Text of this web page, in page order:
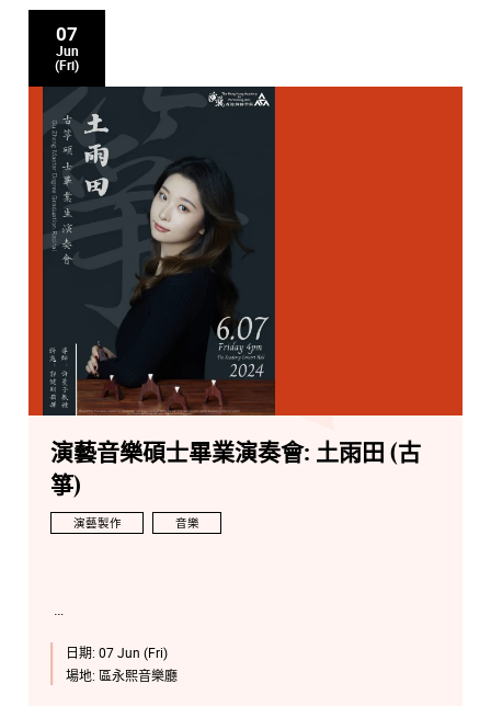
07
Jun
(Fri)
演藝音樂碩士畢業演奏會: 土雨田 (古
箏)
演藝製作 音樂
日期: 07 Jun (Fri)
場地: 區永熙音樂廳